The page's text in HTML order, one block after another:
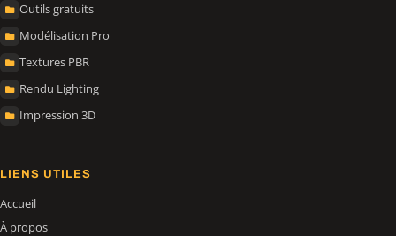
Outils gratuits
Modélisation Pro
Textures PBR
Rendu Lighting
Impression 3D
LIENS UTILES
Accueil
À propos